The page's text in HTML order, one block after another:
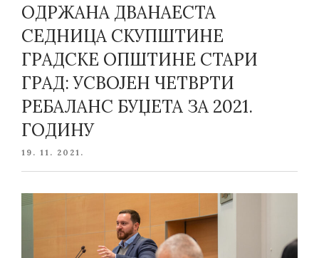
ОДРЖАНА ДВАНАЕСТА
СЕДНИЦА СКУПШТИНЕ
ГРАДСКЕ ОПШТИНЕ СТАРИ
ГРАД: УСВОЈЕН ЧЕТВРТИ
РЕБАЛАНС БУЏЕТА ЗА 2021.
ГОДИНУ
POSTED
19. 11. 2021.